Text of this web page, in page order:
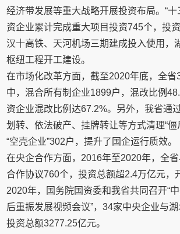
经济带发展等重大战略开展投资布局。“十
资企业累计完成重大项目投资745个，投
汉十高铁、天河机场三期建成投入使用，
枢纽工程开工建设。
在市场化改革方面，截至2020年底，全省
中，混合所有制企业1899户，混改比例
资企业混改比例达67.2%。另外，我省通
划转、依法破产、挂牌转让等方式清理“僵
“空壳企业”302户，提升了国企运行质效。
在央企合作方面，2016年至2020年，全
合作协议760个，投资总额超2.4万亿元，
2020年，国务院国资委和我省共同召开“
后重振发展视频会议”，34家中央企业与湖
投资总额3277.25亿元。